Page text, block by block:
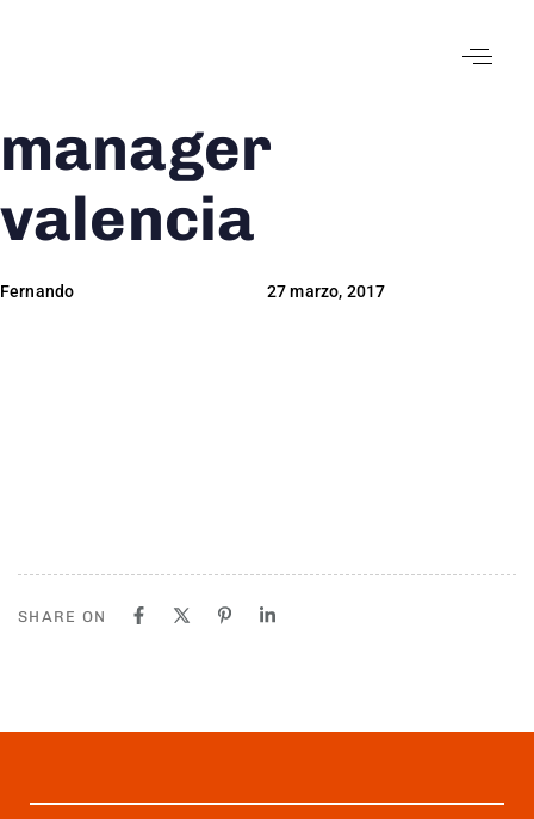
manager
valencia
Fernando 27 marzo, 2017
SHARE ON